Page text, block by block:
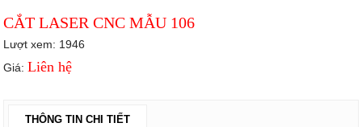
CẮT LASER CNC MẪU 106
Lượt xem: 1946
Giá: Liên hệ
THÔNG TIN CHI TIẾT